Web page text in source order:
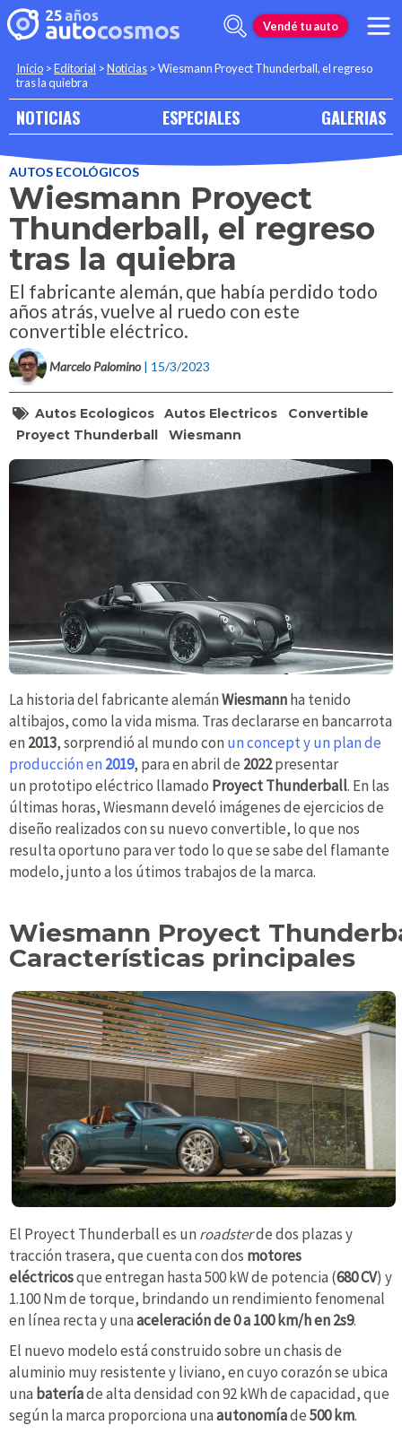
Vendé tu auto
Inicio >Editorial >Noticias >Wiesmann Proyect Thunderball, el regreso
tras la quiebra
NOTICIAS ESPECIALES GALERIAS
AUTOS ECOLÓGICOS
Wiesmann Proyect
Thunderball, el regreso
tras la quiebra
El fabricante alemán, que había perdido todo
años atrás, vuelve al ruedo con este
convertible eléctrico.
Marcelo Palomino | 15/3/2023
Autos Ecologicos Autos Electricos
Convertible
Proyect Thunderball
Wiesmann
La historia del fabricante alemánWiesmannha tenido
altibajos, como la vida misma. Tras declararse en bancarrota
en 2013, sorprendió al mundo con un concept y un plan de
producción en2019, para en abril de 2022presentar
un prototipo eléctrico llamado Proyect Thunderball. En las
últimas horas, Wiesmann develó imágenes de ejercicios de
diseño realizados con su nuevo convertible, lo que nos
resulta oportuno para ver todo lo que se sabe del flamante
modelo, junto a los útimos trabajos de la marca.
Wiesmann Proyect
Características principales
El Proyect Thunderball es un roadsterde dos plazas y
tracción trasera, que cuenta con dos motores
eléctricosque entregan hasta 500 kW de potencia (680 CV) y
1.100 Nm de torque, brindando un rendimiento fenomenal
en línea recta y unaaceleración de 0 a 100 km/h en 2s9.
El nuevo modelo está construido sobre un chasis de
aluminio muy resistente y liviano, en cuyo corazón se ubica
una bateríade alta densidad con 92 kWh de capacidad, que
según la marca proporciona unaautonomíade500 km.